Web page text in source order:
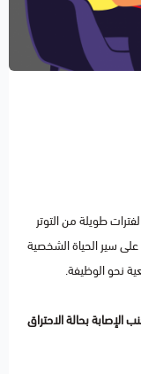
طويلة من التوتر
سير الحياة الشخصية
نحو الوظيفة.
بحالة الاحتراق